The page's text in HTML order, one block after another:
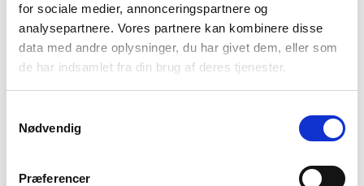
for sociale medier, annonceringspartnere og
analysepartnere. Vores partnere kan kombinere disse
data med andre oplysninger, du har givet dem, eller som
de har indsamlet fra din brug af deres tjenester.
Nødvendig
Præferencer
BRAND
FAQ
Skotske Highlanders 4 personer telt i modellen Cypress er et
telt med tunnel-design. Teltet er designet med to
det let at komme til og fra teltet hvis man sidder udenfor.
Teltet er derfor ideelt til weekend getaway eller outdoor ture